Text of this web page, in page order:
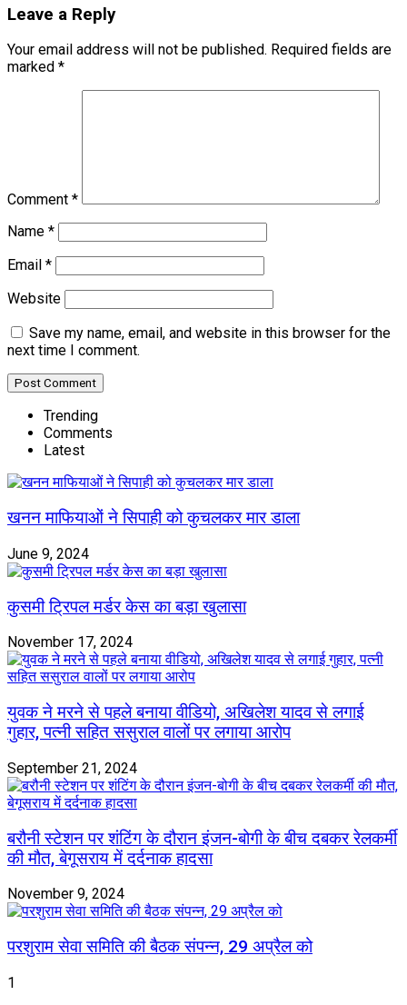
Leave a Reply
Your email address will not be published. Required fields are
marked *
Comment *
Name *
Email *
Website
Save my name, email, and website in this browser for the
next time I comment.
Trending
Comments
Latest
खनन माफियाओं ने सिपाही को कुचलकर मार डाला
June 9, 2024
कुसमी ट्रिपल मर्डर केस का बड़ा खुलासा
November 17, 2024
युवक ने मरने से पहले बनाया वीडियो, अखिलेश यादव से लगाई
गुहार, पत्नी सहित ससुराल वालों पर लगाया आरोप
September 21, 2024
बरौनी स्टेशन पर शंटिंग के दौरान इंजन-बोगी के बीच दबकर रेलकर्मी
की मौत, बेगूसराय में दर्दनाक हादसा
November 9, 2024
परशुराम सेवा समिति की बैठक संपन्न, 29 अप्रैल को
1